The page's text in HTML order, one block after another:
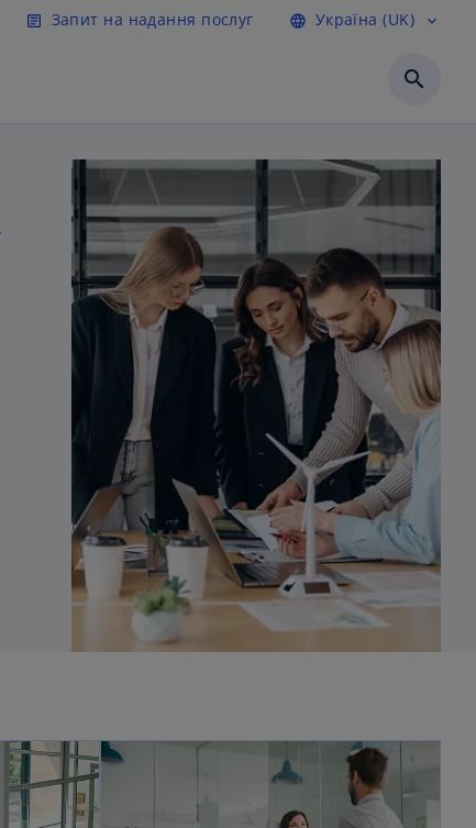
article Запит на надання послуг language Україна (UK) expand_more
search